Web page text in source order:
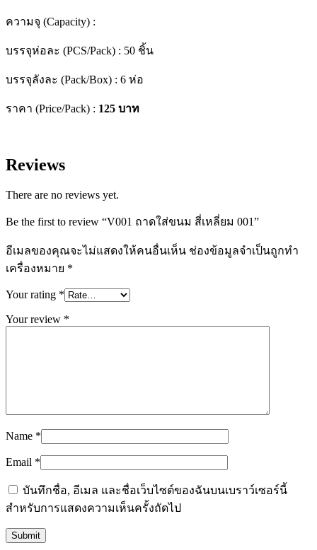
ความจุ (Capacity) :
บรรจุห่อละ (PCS/Pack) : 50 ชิ้น
บรรจุลังละ (Pack/Box) : 6 ห่อ
ราคา (Price/Pack) : 125 บาท
Reviews
There are no reviews yet.
Be the first to review “V001 ถาดใส่ขนม สี่เหลี่ยม 001”
อีเมลของคุณจะไม่แสดงให้คนอื่นเห็น ช่องข้อมูลจำเป็นถูกทำ
เครื่องหมาย *
Your rating *
Your review *
Name *
Email *
บันทึกชื่อ, อีเมล และชื่อเว็บไซต์ของฉันบนเบราว์เซอร์นี้
สำหรับการแสดงความเห็นครั้งถัดไป